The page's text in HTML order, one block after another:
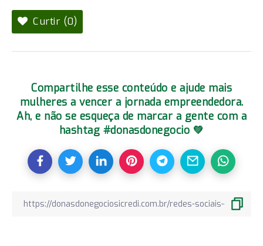
Curtir (0)
Compartilhe esse conteúdo e ajude mais
mulheres a vencer a jornada empreendedora.
Ah, e não se esqueça de marcar a gente com a
hashtag #donasdonegocio 💚